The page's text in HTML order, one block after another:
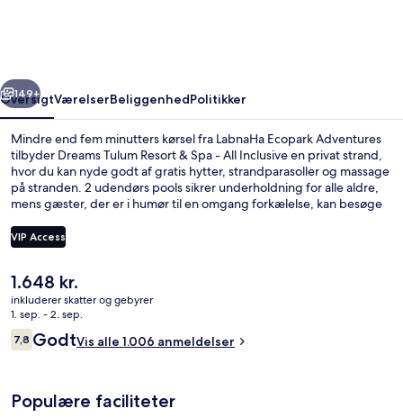
All
Inclusive
Næste
149+
OversigtVærelserBeliggenhedPolitikker
Mindre end fem minutters kørsel fra LabnaHa Ecopark Adventures
tilbyder Dreams Tulum Resort & Spa - All Inclusive en privat strand,
hvor du kan nyde godt af gratis hytter, strandparasoller og massage
på stranden. 2 udendørs pools sikrer underholdning for alle aldre,
mens gæster, der er i humør til en omgang forkælelse, kan besøge
behandlinger og ansigtsbehandlinger. Bordeaux, en af 9
restauranter, serverer franske retter og er åben til aftensmad. Andre
omfatter 7 barer/lounger, en vingård og en natklub. Rejsende er
vilde med stedets hjælpsomme personale.
VIP Access
Den
nuværende
pris
er
1.648 kr.
1.648 kr.
inkluderer skatter og gebyrer
1. sep. - 2. sep.
Anmeldelser
7,87,8 ud af 10.
GodtVis alle 1.006 anmeldelser
Populære faciliteter